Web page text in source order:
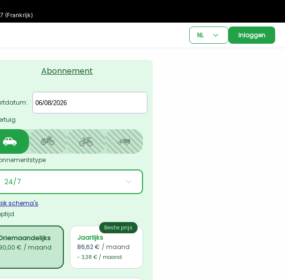
(Frankrijk)
NL Inloggen
Abonnement
schema's
€ / maand
Beste prijs
Jaarlijks
86,62 € / maand
- 3,38 € / maand